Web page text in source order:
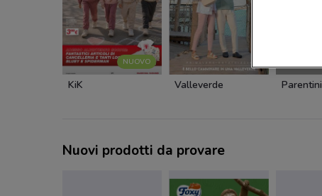
NUOVO
KiK Valleverde Parentini
Nuovi prodotti da provare